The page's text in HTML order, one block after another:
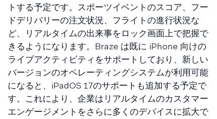
トする予定です。スポーツイベントのスコア、フー
ドデリバリーの注文状況、フライトの進行状況な
ど、リアルタイムの出来事をロック画面上で把握で
きるようになります。Braze は既に iPhone 向けの
ライブアクティビティをサポートしており、新しい
バージョンのオペレーティングシステムが利用可能
になると、iPadOS 17のサポートも追加する予定で
す。これにより、企業はリアルタイムのカスタマー
エンゲージメントをさらに多くのデバイスに拡大で